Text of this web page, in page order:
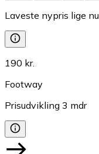
Laveste nypris lige nu
190 kr.
Footway
Prisudvikling 3 mdr